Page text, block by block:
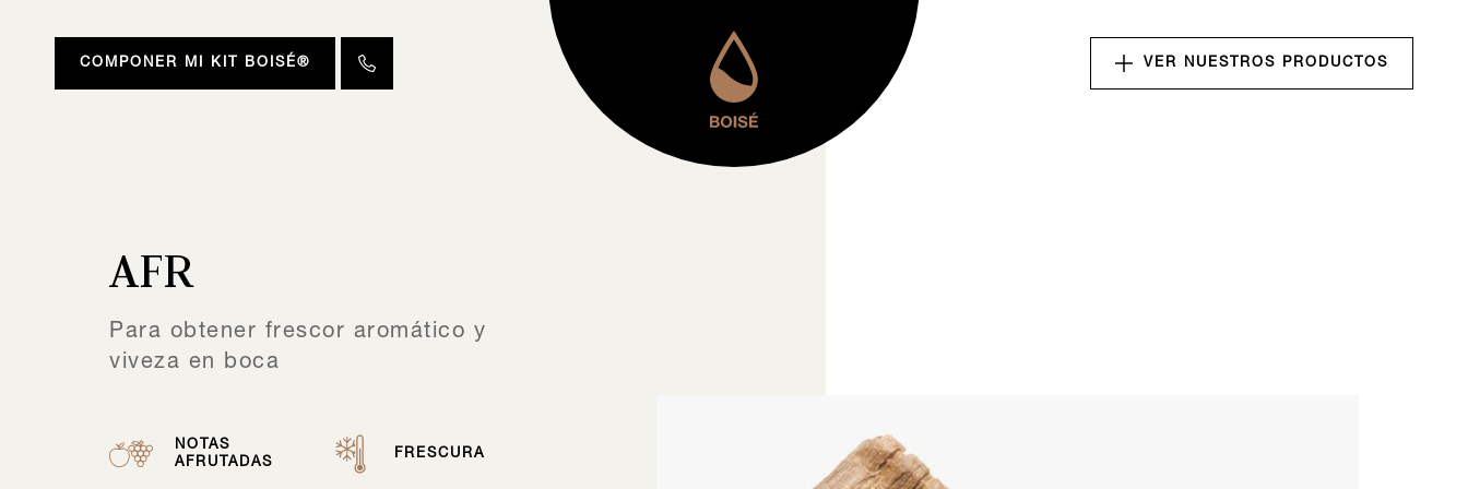
COMPONER MI KIT BOISÉ® VER NUESTROS PRODUCTOS
AFR
Para obtener frescor aromático y
viveza en boca
NOTAS
AFRUTADAS
FRESCURA